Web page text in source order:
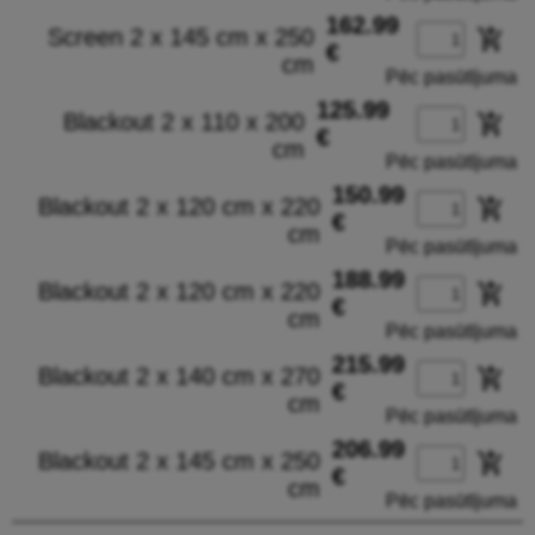
Screen 2 x 145 cm x 250
cm
162.99
€
add_shopping_cart
Pēc pasūtījuma
Blackout 2 x 110 x 200
cm
125.99
€
add_shopping_cart
Pēc pasūtījuma
Blackout 2 x 120 cm x 220
cm
150.99
€
add_shopping_cart
Pēc pasūtījuma
Blackout 2 x 120 cm x 220
cm
188.99
€
add_shopping_cart
Pēc pasūtījuma
Blackout 2 x 140 cm x 270
cm
215.99
€
add_shopping_cart
Pēc pasūtījuma
Blackout 2 x 145 cm x 250
cm
206.99
€
add_shopping_cart
Pēc pasūtījuma